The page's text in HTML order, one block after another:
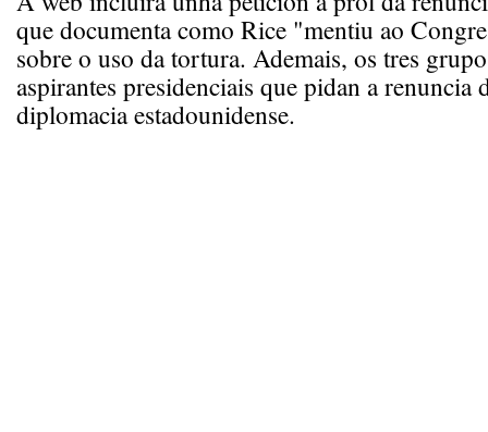
que documenta como Rice "mentiu ao
sobre o uso da tortura. Ademais, os tres
aspirantes presidenciais que pidan a renuncia
diplomacia estadounidense.